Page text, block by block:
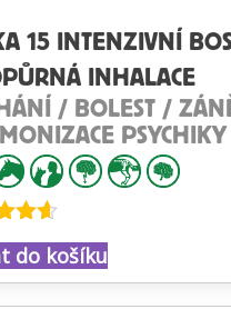
15 INTENZIVNÍ
INHALACE
/ BOLEST /
5
do košíku